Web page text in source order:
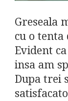
Greseala
cu o
Evident
insa am
Dupa trei